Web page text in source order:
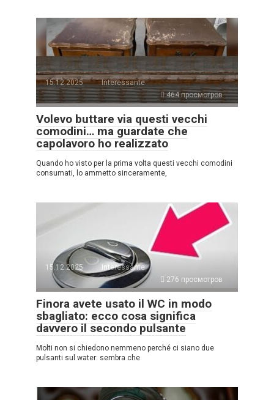
15.12.2025
Interessante
464 просмотров
Volevo buttare via questi vecchi
comodini… ma guardate che
capolavoro ho realizzato
Quando ho visto per la prima volta questi vecchi comodini
consumati, lo ammetto sinceramente,
15.12.2025
Interessante
276 просмотров
Finora avete usato il WC in modo
sbagliato: ecco cosa significa
davvero il secondo pulsante
Molti non si chiedono nemmeno perché ci siano due
pulsanti sul water: sembra che